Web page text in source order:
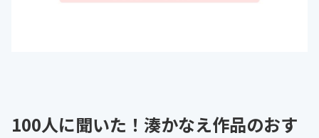
100人に聞いた！湊かなえ作品のおす